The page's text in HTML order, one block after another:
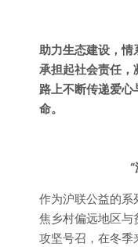
助力生态建设，情
承担起社会责任，
路上不断传递爱
命。
作为沪联公益的系
焦乡村偏远地区与
攻坚号召，在冬季